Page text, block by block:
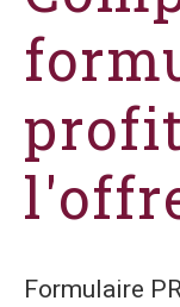
Formulaire